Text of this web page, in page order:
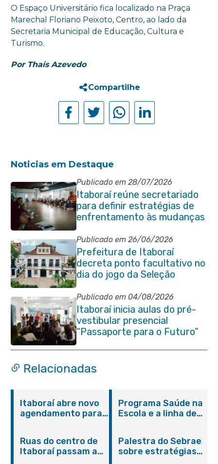
O Espaço Universitário fica localizado na Praça
Marechal Floriano Peixoto, Centro, ao lado da
Secretaria Municipal de Educação, Cultura e
Turismo.
Por Thaís Azevedo
Compartilhe
Noticias em Destaque
Publicado em 28/07/2026
Itaboraí reúne secretariado
para definir estratégias de
enfrentamento às mudanças
climáticas
Publicado em 26/06/2026
Prefeitura de Itaboraí
decreta ponto facultativo no
dia do jogo da Seleção
Brasileira
Publicado em 04/08/2026
Itaboraí inicia aulas do pré-
vestibular presencial
“Passaporte para o Futuro”
Relacionadas
Itaboraí abre novo
agendamento para
Programa Saúde na
Escola e a linha de
promovem
conscientização
Ruas do centro de
Itaboraí passam a
Palestra do Sebrae
sobre estratégias